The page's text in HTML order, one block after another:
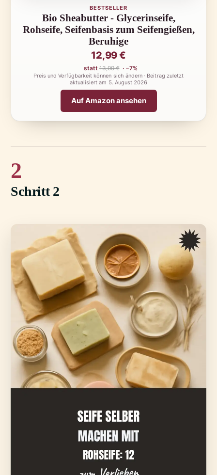
BESTSELLER
Bio Sheabutter - Glycerinseife,
Rohseife, Seifenbasis zum Seifengießen,
Beruhige
12,99 €
statt13,99 € · −7%
Preis und Verfügbarkeit können sich ändern · Beitrag zuletzt
aktualisiert am 5. August 2026
Auf Amazon ansehen
2
Schritt 2